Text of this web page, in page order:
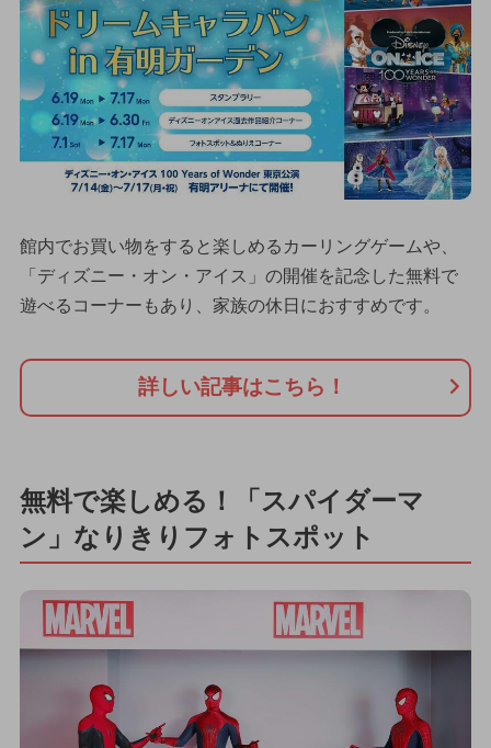
館内でお買い物をすると楽しめるカーリングゲームや、
「ディズニー・オン・アイス」の開催を記念した無料で
遊べるコーナーもあり、家族の休日におすすめです。
詳しい記事はこちら！
無料で楽しめる！「スパイダーマ
ン」なりきりフォトスポット